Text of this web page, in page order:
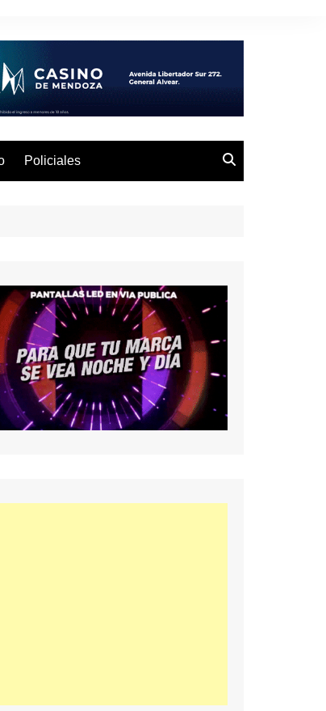
Policiales